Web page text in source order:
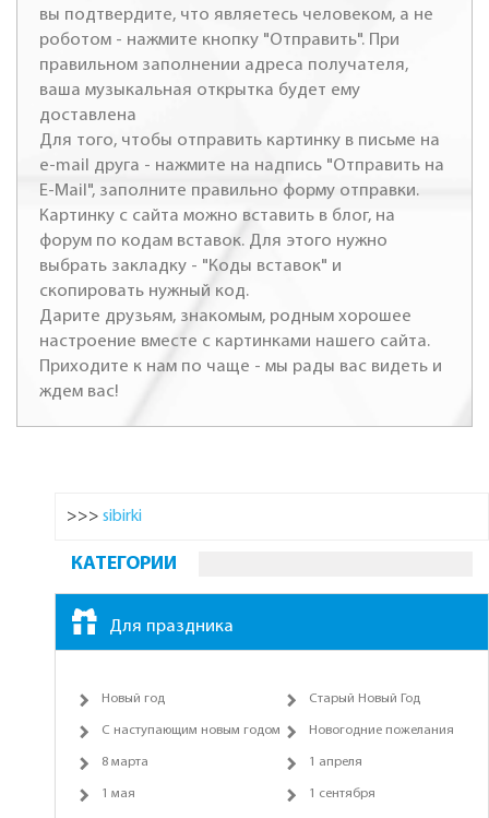
вы подтвердите, что являетесь человеком, а не
роботом - нажмите кнопку "Отправить". При
правильном заполнении адреса получателя,
ваша музыкальная открытка будет ему
доставлена
Для того, чтобы отправить картинку в письме на
e-mail друга - нажмите на надпись "Отправить на
E-Mail", заполните правильно форму отправки.
Картинку с сайта можно вставить в блог, на
форум по кодам вставок. Для этого нужно
выбрать закладку - "Коды вставок" и
скопировать нужный код.
Дарите друзьям, знакомым, родным хорошее
настроение вместе с картинками нашего сайта.
Приходите к нам по чаще - мы рады вас видеть и
ждем вас!
>>> sibirki
КАТЕГОРИИ
Для праздника
Новый год Старый Новый Год
С наступающим новым годом Новогодние пожелания
8 марта 1 апреля
1 мая 1 сентября